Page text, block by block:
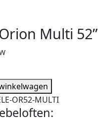
Multi 52”
OR52-MULTI